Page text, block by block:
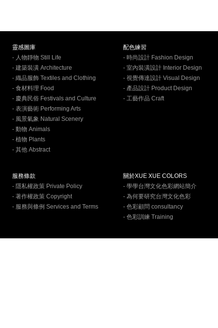
靈感圖庫
- 人物靜物 Still Life
- 建築裝潢 Architecture
- 織品服飾 Textiles and Clothing
- 食材料理 Food
- 慶典民俗 Festivals and Culture
- 表演藝術 Performing Arts
- 風景氣象 Natural Scenery
- 動物 Animals
- 植物 Plants
- 其他 Abstract
配色練習
- 時尚設計 Fashion Design
- 室內裝潢設計 Interior Design
- 視覺傳達設計 Visual Design
- 產品設計 Product Design
- 工藝作品 Craft
服務條款
- 隱私權政策 Private Policy
- 著作權政策 Copyright
- 服務與條例 Services and Terms
關於XUE XUE COLORS
- 學學台灣文化色彩網站簡介
- 為何要研究台灣文化色彩
- 色彩顧問 consultancy
- 色彩訓練 Training